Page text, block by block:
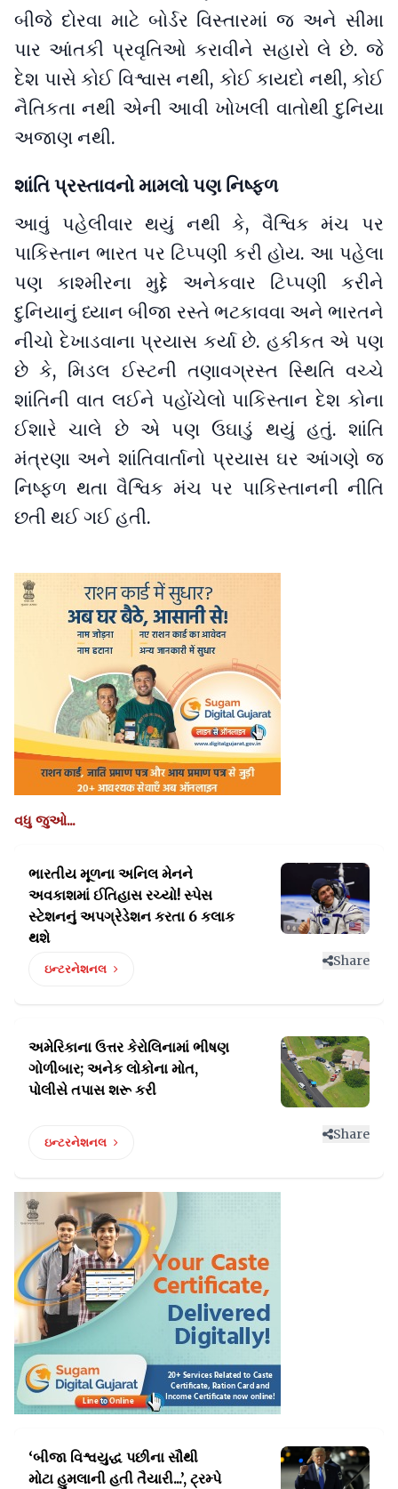
બીજે દોરવા માટે બોર્ડર વિસ્તારમાં જ અને સીમા
પાર આંતકી પ્રવૃતિઓ કરાવીને સહારો લે છે. જે
દેશ પાસે કોઈ વિશ્વાસ નથી, કોઈ કાયદો નથી, કોઈ
નૈતિકતા નથી એની આવી ખોખલી વાતોથી દુનિયા
અજાણ નથી.
શાંતિ પ્રસ્તાવનો મામલો પણ નિષ્ફળ
આવું પહેલીવાર થયું નથી કે, વૈશ્વિક મંચ પર
પાકિસ્તાન ભારત પર ટિપ્પણી કરી હોય. આ પહેલા
પણ કાશ્મીરના મુદ્દે અનેકવાર ટિપ્પણી કરીને
દુનિયાનું ધ્યાન બીજા રસ્તે ભટકાવવા અને ભારતને
નીચો દેખાડવાના પ્રયાસ કર્યા છે. હકીકત એ પણ
છે કે, મિડલ ઈસ્ટની તણાવગ્રસ્ત સ્થિતિ વચ્ચે
શાંતિની વાત લઈને પહોંચેલો પાકિસ્તાન દેશ કોના
ઈશારે ચાલે છે એ પણ ઉઘાડું થયું હતું. શાંતિ
મંત્રણા અને શાંતિવાર્તાનો પ્રયાસ ઘર આંગણે જ
નિષ્ફળ થતા વૈશ્વિક મંચ પર પાકિસ્તાનની નીતિ
છતી થઈ ગઈ હતી.
વધુ જુઓ...
ભારતીય મૂળના અનિલ મેનને
અવકાશમાં ઈતિહાસ રચ્યો! સ્પેસ
સ્ટેશનનું અપગ્રેડેશન કરતા 6 કલાક
થશે
ઇન્ટરનેશનલ
Share
અમેરિકાના ઉત્તર કેરોલિનામાં ભીષણ
ગોળીબાર; અનેક લોકોના મોત,
પોલીસે તપાસ શરૂ કરી
ઇન્ટરનેશનલ
Share
‘બીજા વિશ્વયુદ્ધ પછીના સૌથી
મોટા હુમલાની હતી તૈયારી...’, ટ્રમ્પે